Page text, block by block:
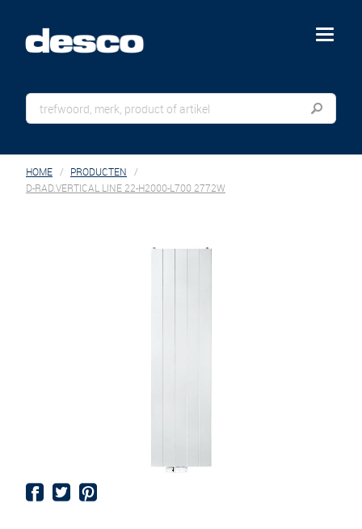
menu
HOME
PRODUCTEN
D-RAD.VERTICAL LINE 22-H2000-L700 2772W